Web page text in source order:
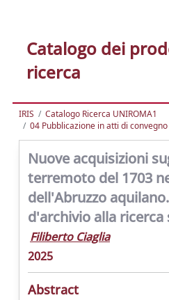
Catalogo dei
ricerca
IRIS
Catalogo Ricerca UNIROMA1
04 Pubblicazione in atti di convegno
Nuove acquisizioni
terremoto del 1703
dell'Abruzzo
d'archivio alla ricerca
Filiberto Ciaglia
2025
Abstract